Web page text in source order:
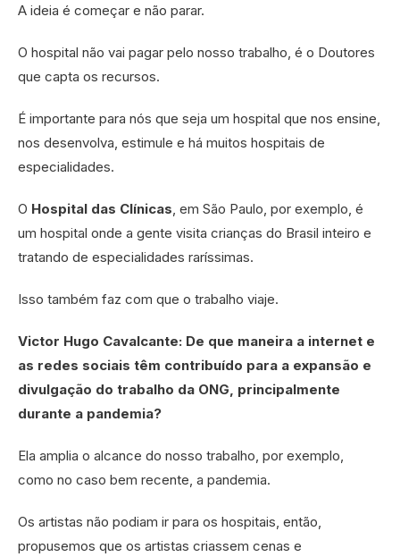
A ideia é começar e não parar.
O hospital não vai pagar pelo nosso trabalho, é o Doutores
que capta os recursos.
É importante para nós que seja um hospital que nos ensine,
nos desenvolva, estimule e há muitos hospitais de
especialidades.
O Hospital das Clínicas , em São Paulo, por exemplo, é
um hospital onde a gente visita crianças do Brasil inteiro e
tratando de especialidades raríssimas.
Isso também faz com que o trabalho viaje.
Victor Hugo Cavalcante: De que maneira a internet e
as redes sociais têm contribuído para a expansão e
divulgação do trabalho da ONG, principalmente
durante a pandemia?
Ela amplia o alcance do nosso trabalho, por exemplo,
como no caso bem recente, a pandemia.
Os artistas não podiam ir para os hospitais, então,
propusemos que os artistas criassem cenas e